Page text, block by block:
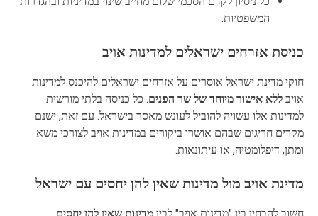
המשפטיות.
כניסת אזרחים ישראלים למדינות אויב
חוקי מדינת ישראל אוסרים על אזרחים ישראלים להיכנס למדינות
אויב ללא אישור מיוחד של שר הפנים. כל כניסה בלתי מורשית
למדינות אלו עשויה להוביל לעונש מאסר בישראל. עם זאת, ישנם
מקרים חריגים שבהם אושרו ביקורים במדינות אויב לצורכי משא
ומתן, דיפלומטיה, או עיתונאות.
מדינת אויב מול מדינות שאין להן יחסים עם ישראל